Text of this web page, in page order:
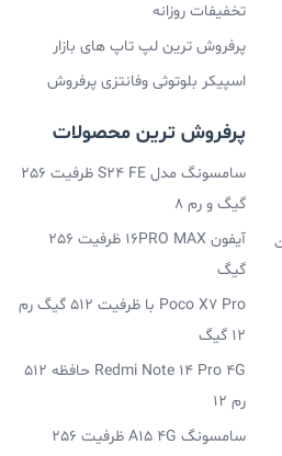
تخفیفات روزانه
پرفروش ترین لپ تاپ های بازار
اسپیکر بلوتوثی وفانتزی پرفروش
پرفروش ترین محصولات
سامسونگ مدل S24 FE ظرفیت 256
گیگ و رم 8
آیفون 16PRO MAX ظرفیت 256
گیگ
Poco X7 Pro با ظرفیت 512 گیگ رم
12 گیگ
Redmi Note 14 Pro 4G حافظه 512
رم 12
سامسونگ A15 4G ظرفیت 256